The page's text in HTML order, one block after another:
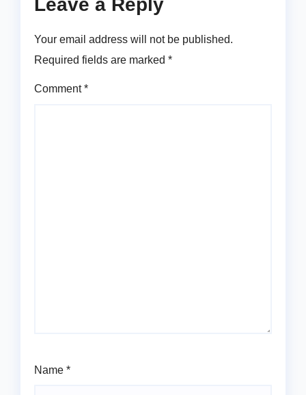
Your email address will not be published.
Required fields are marked *
Comment*
Name *